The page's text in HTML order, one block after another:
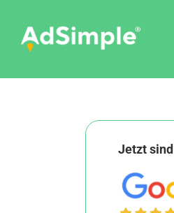
content
Jetzt